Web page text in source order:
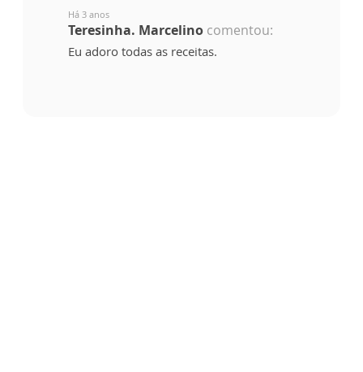
Há 3 anos
Teresinha. Marcelino comentou:
Eu adoro todas as receitas.